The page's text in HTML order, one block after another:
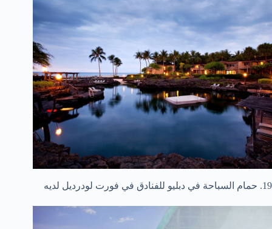
19. حمام السباحة في دبليو للفنادق في فورت لودرديل لديه